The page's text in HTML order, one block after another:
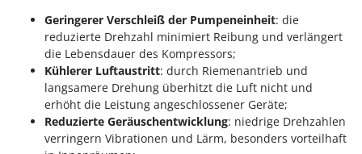
Geringerer Verschleiß der Pumpeneinheit: die
reduzierte Drehzahl minimiert Reibung und verlängert
die Lebensdauer des Kompressors;
Kühlerer Luftaustritt: durch Riemenantrieb und
langsamere Drehung überhitzt die Luft nicht und
erhöht die Leistung angeschlossener Geräte;
Reduzierte Geräuschentwicklung: niedrige Drehzahlen
verringern Vibrationen und Lärm, besonders vorteilhaft